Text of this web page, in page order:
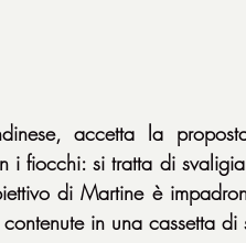
accetta la
i fiocchi: si tratta di
di Martine è
in una cassetta di